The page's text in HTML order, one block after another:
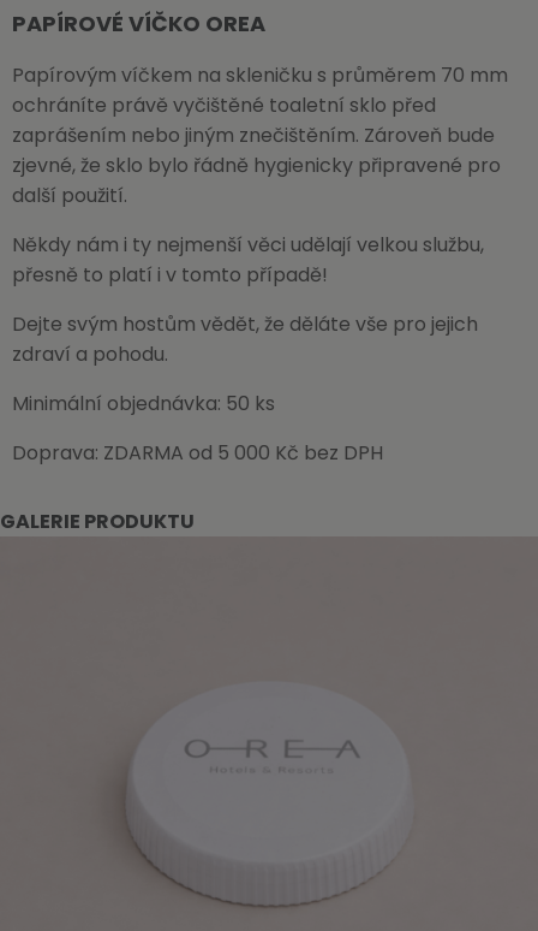
GALERIE PRODUKTU
PAPÍROVÉ VÍČKO OREA
Papírovým víčkem na skleničku s průměrem 70 mm
ochráníte právě vyčištěné toaletní sklo před
zaprášením nebo jiným znečištěním. Zároveň bude
zjevné, že sklo bylo řádně hygienicky připravené pro
další použití.
Někdy nám i ty nejmenší věci udělají velkou službu,
přesně to platí i v tomto případě!
Dejte svým hostům vědět, že děláte vše pro jejich
zdraví a pohodu.
Minimální objednávka: 50 ks
Doprava: ZDARMA od 5 000 Kč bez DPH